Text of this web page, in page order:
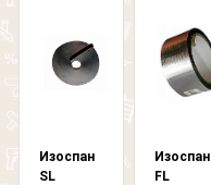
Изоспан
SL
Изоспан
FL